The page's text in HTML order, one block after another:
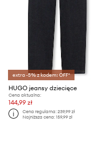
extra -5% z kodem: OFF*
HUGO jeansy dziecięce
Cena aktualna:
144,99 zł
Cena regularna:239,99 zł
Najniższa cena:159,99 zł